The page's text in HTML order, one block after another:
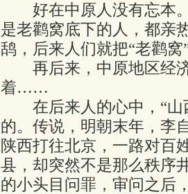
好在中原人没有忘本。
是老鹳窝底下的人，都亲
鸹，后来人们就把“老鹳窝
再后来，中原地区经济
着……
在后来人的心中，“山
的。传说，明朝末年，李
陕西打往北京，一路对百
县，却突然不是那么秩序
的小头目问罪，审问之后